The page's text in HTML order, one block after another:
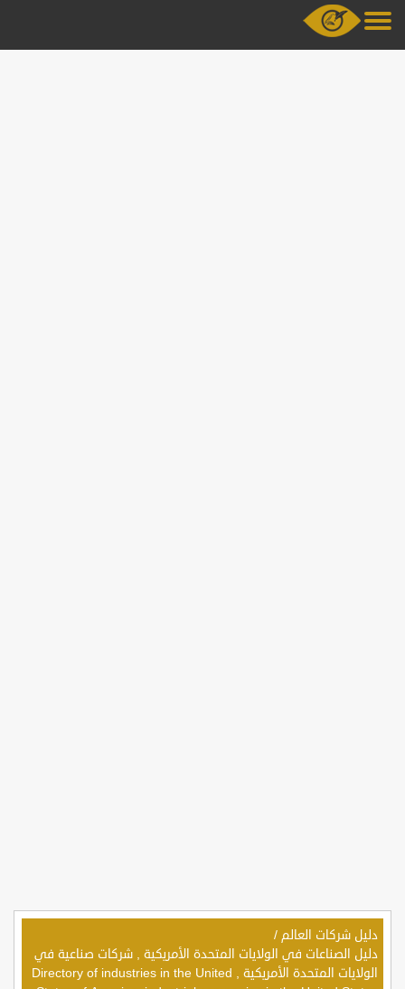
دليل شركات العالم /
دليل الصناعات في الولايات المتحدة الأمريكية , شركات صناعية في
الولايات المتحدة الأمريكية , Directory of industries in the United